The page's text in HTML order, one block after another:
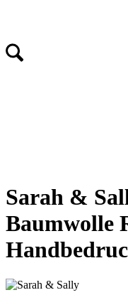
Sarah &
Baumwolle